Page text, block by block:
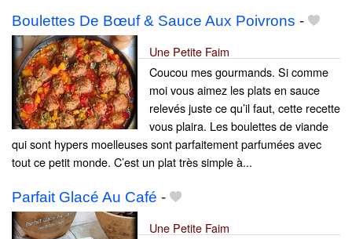
Boulettes De Bœuf & Sauce Aux Poivrons -
Une Petite Faim
Coucou mes gourmands. Si comme
moi vous aimez les plats en sauce
relevés juste ce qu’il faut, cette recette
vous plaira. Les boulettes de viande
qui sont hypers moelleuses sont parfaitement parfumées avec
tout ce petit monde. C’est un plat très simple à...
Parfait Glacé Au Café -
Une Petite Faim